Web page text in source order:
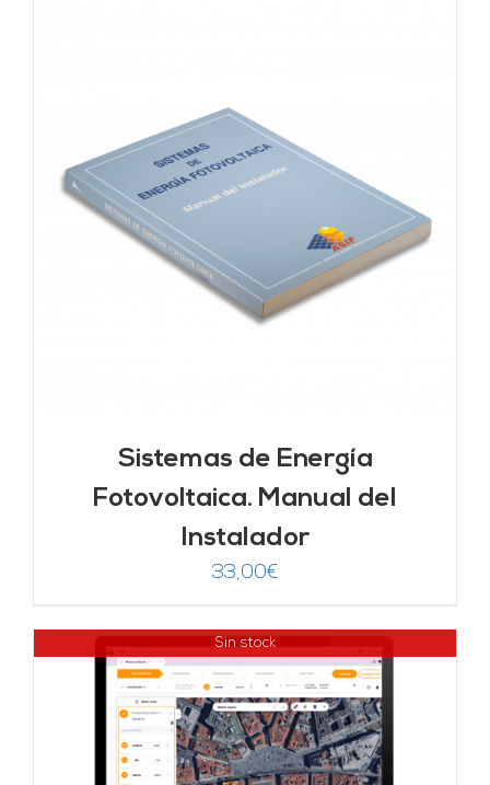
Sistemas de Energía
Fotovoltaica. Manual del
Instalador
33,00€
Sin stock